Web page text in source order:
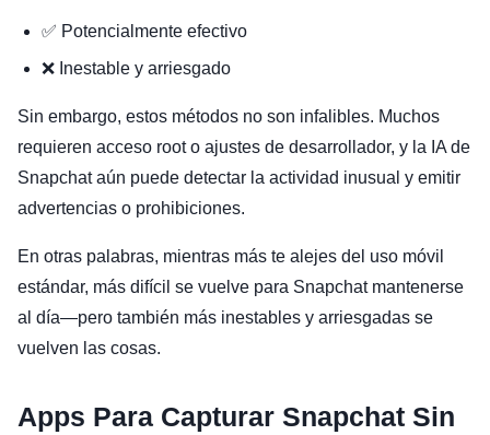
✅ Potencialmente efectivo
❌ Inestable y arriesgado
Sin embargo, estos métodos no son infalibles. Muchos
requieren acceso root o ajustes de desarrollador, y la IA de
Snapchat aún puede detectar la actividad inusual y emitir
advertencias o prohibiciones.
En otras palabras, mientras más te alejes del uso móvil
estándar, más difícil se vuelve para Snapchat mantenerse
al día—pero también más inestables y arriesgadas se
vuelven las cosas.
Apps Para Capturar Snapchat Sin